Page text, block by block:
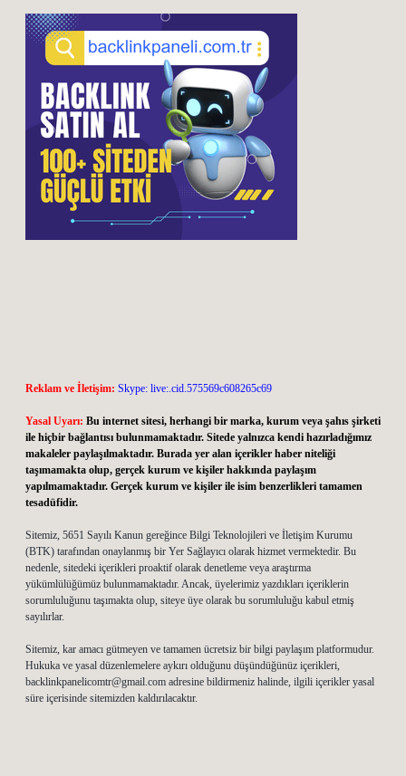
Reklam ve İletişim: Skype: live:.cid.575569c608265c69
Yasal Uyarı: Bu internet sitesi, herhangi bir marka, kurum veya şahıs şirketi
ile hiçbir bağlantısı bulunmamaktadır. Sitede yalnızca kendi hazırladığımız
makaleler paylaşılmaktadır. Burada yer alan içerikler haber niteliği
taşımamakta olup, gerçek kurum ve kişiler hakkında paylaşım
yapılmamaktadır. Gerçek kurum ve kişiler ile isim benzerlikleri tamamen
tesadüfidir.
Sitemiz, 5651 Sayılı Kanun gereğince Bilgi Teknolojileri ve İletişim Kurumu
(BTK) tarafından onaylanmış bir Yer Sağlayıcı olarak hizmet vermektedir. Bu
nedenle, sitedeki içerikleri proaktif olarak denetleme veya araştırma
yükümlülüğümüz bulunmamaktadır. Ancak, üyelerimiz yazdıkları içeriklerin
sorumluluğunu taşımakta olup, siteye üye olarak bu sorumluluğu kabul etmiş
sayılırlar.
Sitemiz, kar amacı gütmeyen ve tamamen ücretsiz bir bilgi paylaşım platformudur.
Hukuka ve yasal düzenlemelere aykırı olduğunu düşündüğünüz içerikleri,
backlinkpanelicomtr@gmail.com adresine bildirmeniz halinde, ilgili içerikler yasal
süre içerisinde sitemizden kaldırılacaktır.